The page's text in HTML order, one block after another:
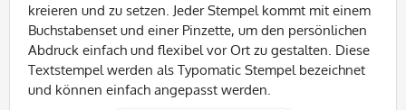
kreieren und zu setzen. Jeder Stempel kommt mit einem
Buchstabenset und einer Pinzette, um den persönlichen
Abdruck einfach und flexibel vor Ort zu gestalten. Diese
Textstempel werden als Typomatic Stempel bezeichnet
und können einfach angepasst werden.